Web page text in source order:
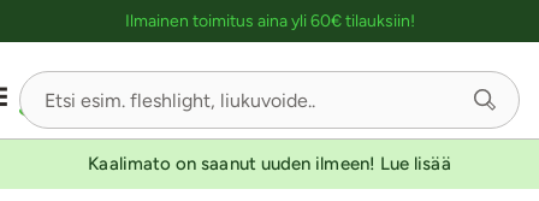
Ilmainen toimitus aina yli 60€ tilauksiin!
Kaalimato on saanut uuden ilmeen! Lue lisää